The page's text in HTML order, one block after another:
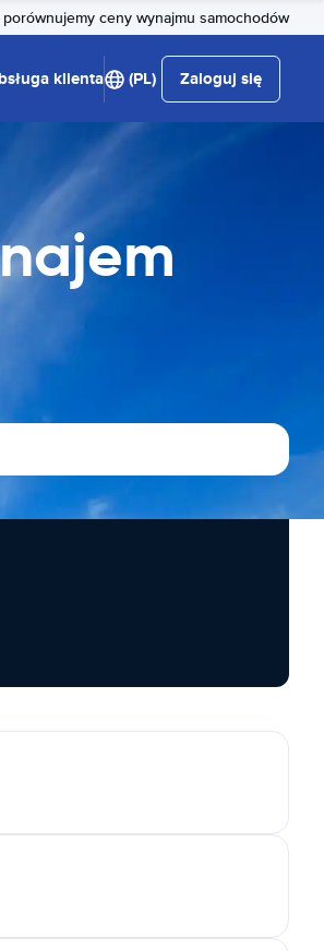
porównujemy ceny wynajmu samochodów
klienta (PL) Zaloguj się